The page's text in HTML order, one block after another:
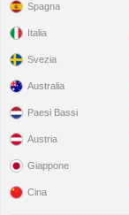
Spagna
Italia
Svezia
Australia
Paesi Bassi
Austria
Giappone
Cina